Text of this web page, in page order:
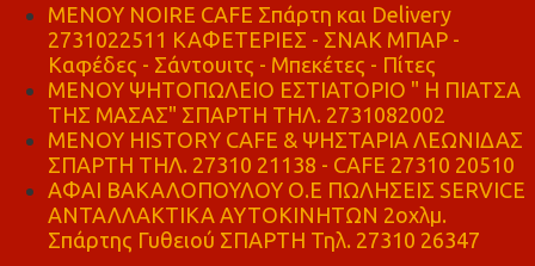
MENOY NOIRE CAFE Σπάρτη και Delivery
2731022511 ΚΑΦΕΤΕΡΙΕΣ - ΣΝΑΚ ΜΠΑΡ -
Καφέδες - Σάντουιτς - Μπεκέτες - Πίτες
ΜΕΝΟΥ ΨΗΤΟΠΩΛΕΙΟ ΕΣΤΙΑΤΟΡΙΟ " Η ΠΙΑΤΣΑ
ΤΗΣ ΜΑΣΑΣ" ΣΠΑΡΤΗ ΤΗΛ. 2731082002
ΜΕΝΟΥ HISTORY CAFE & ΨΗΣΤΑΡΙΑ ΛΕΩΝΙΔΑΣ
ΣΠΑΡΤΗ ΤΗΛ. 27310 21138 - CAFE 27310 20510
ΑΦΑΙ ΒΑΚΑΛΟΠΟΥΛΟΥ Ο.Ε ΠΩΛΗΣΕΙΣ SERVICE
ΑΝΤΑΛΛΑΚΤΙΚΑ ΑΥΤΟΚΙΝΗΤΩΝ 2οχλμ.
Σπάρτης Γυθειού ΣΠΑΡΤΗ Τηλ. 27310 26347